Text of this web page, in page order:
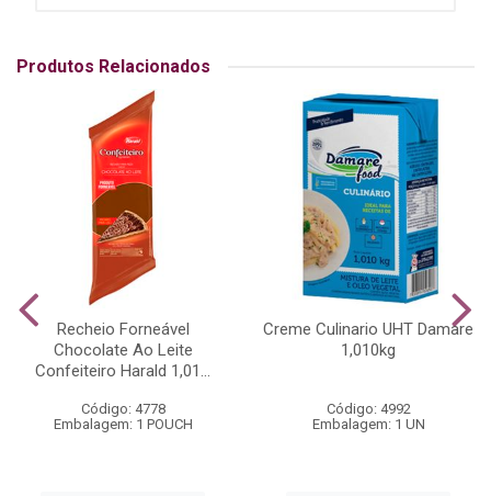
Produtos Relacionados
Recheio Forneável
Chocolate Ao Leite
Confeiteiro Harald 1,01...
Código: 4778
Embalagem: 1 POUCH
Creme Culinario UHT Damare
1,010kg
Código: 4992
Embalagem: 1 UN